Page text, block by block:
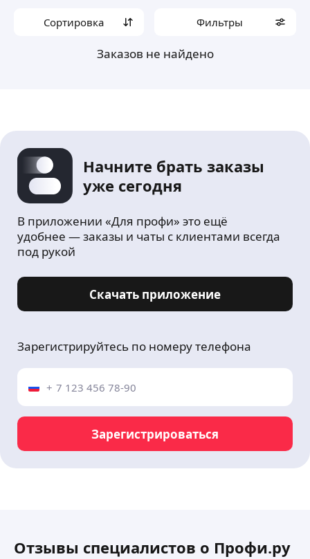
Заказов не найдено
Сортировка Фильтры
Начните брать заказы
уже сегодня
В приложении «Для профи» это ещё
удобнее — заказы и чаты с клиентами всегда
под рукой
Скачать приложение
Зарегистрируйтесь по номеру телефона
+
Зарегистрироваться
Отзывы специалистов о Профи.ру